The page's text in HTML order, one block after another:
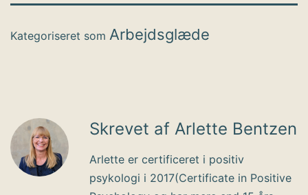
Kategoriseret som Arbejdsglæde
Skrevet af Arlette Bentzen
Arlette er certificeret i positiv
psykologi i 2017(Certificate in Positive